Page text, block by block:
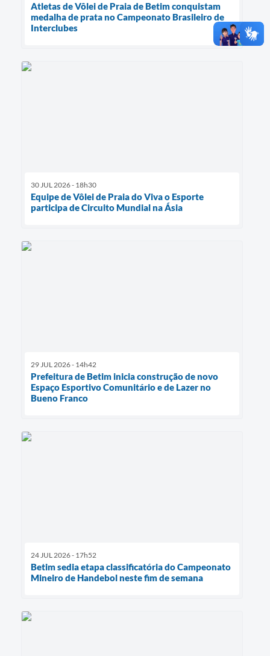
Atletas de Vôlei de Praia de Betim conquistam
medalha de prata no Campeonato Brasileiro de
Interclubes
30 JUL 2026 - 18h30
Equipe de Vôlei de Praia do Viva o Esporte
participa de Circuito Mundial na Ásia
29 JUL 2026 - 14h42
Prefeitura de Betim inicia construção de novo
Espaço Esportivo Comunitário e de Lazer no
Bueno Franco
24 JUL 2026 - 17h52
Betim sedia etapa classificatória do Campeonato
Mineiro de Handebol neste fim de semana